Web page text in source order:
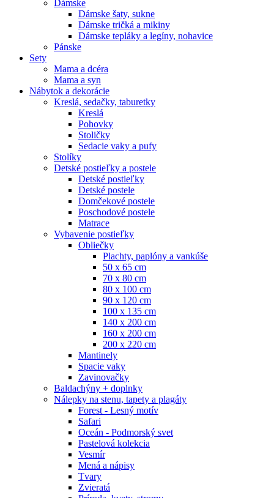
Dámske
Dámske šaty, sukne
Dámske tričká a mikiny
Dámske tepláky a legíny, nohavice
Pánske
Sety
Mama a dcéra
Mama a syn
Nábytok a dekorácie
Kreslá, sedačky, taburetky
Kreslá
Pohovky
Stoličky
Sedacie vaky a pufy
Stolíky
Detské postieľky a postele
Detské postieľky
Detské postele
Domčekové postele
Poschodové postele
Matrace
Vybavenie postieľky
Obliečky
Plachty, paplóny a vankúše
50 x 65 cm
70 x 80 cm
80 x 100 cm
90 x 120 cm
100 x 135 cm
140 x 200 cm
160 x 200 cm
200 x 220 cm
Mantinely
Spacie vaky
Zavinovačky
Baldachýny + doplnky
Nálepky na stenu, tapety a plagáty
Forest - Lesný motív
Safari
Oceán - Podmorský svet
Pastelová kolekcia
Vesmír
Mená a nápisy
Tvary
Zvieratá